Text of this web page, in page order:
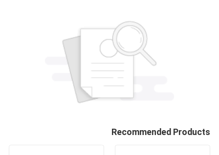
Recommended Products